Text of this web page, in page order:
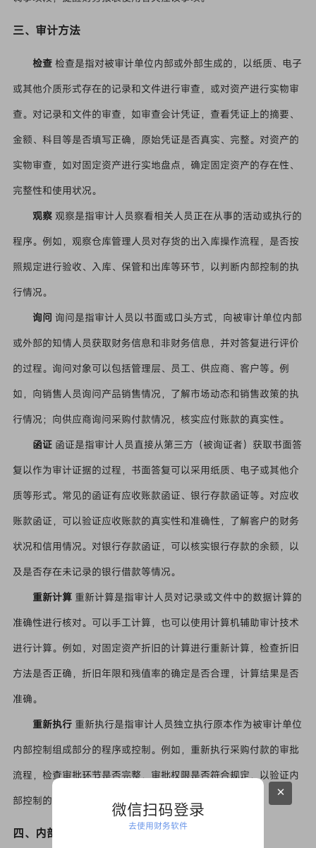
三、审计方法
检查检查是指对被审计单位内部或外部生成的，以纸质、电子
或其他介质形式存在的记录和文件进行审查，或对资产进行实物审
查。对记录和文件的审查，如审查会计凭证，查看凭证上的摘要、
金额、科目等是否填写正确，原始凭证是否真实、完整。对资产的
实物审查，如对固定资产进行实地盘点，确定固定资产的存在性、
完整性和使用状况。
观察观察是指审计人员察看相关人员正在从事的活动或执行的
程序。例如，观察仓库管理人员对存货的出入库操作流程，是否按
照规定进行验收、入库、保管和出库等环节，以判断内部控制的执
行情况。
询问 询问是指审计人员以书面或口头方式，向被审计单位内部
或外部的知情人员获取财务信息和非财务信息，并对答复进行评价
的过程。询问对象可以包括管理层、员工、供应商、客户等。例
如，向销售人员询问产品销售情况，了解市场动态和销售政策的执
行情况；向供应商询问采购付款情况，核实应付账款的真实性。
函证函证是指审计人员直接从第三方（被询证者）获取书面答
复以作为审计证据的过程，书面答复可以采用纸质、电子或其他介
质等形式。常见的函证有应收账款函证、银行存款函证等。对应收
账款函证，可以验证应收账款的真实性和准确性，了解客户的财务
状况和信用情况。对银行存款函证，可以核实银行存款的余额，以
及是否存在未记录的银行借款等情况。
重新计算重新计算是指审计人员对记录或文件中的数据计算的
准确性进行核对。可以手工计算，也可以使用计算机辅助审计技术
进行计算。例如，对固定资产折旧的计算进行重新计算，检查折旧
方法是否正确，折旧年限和残值率的确定是否合理，计算结果是否
准确。
重新执行重新执行是指审计人员独立执行原本作为被审计单位
内部控制组成部分的程序或控制。例如，重新执行采购付款的审批
流程，检查审批环节是否完整，审批权限是否符合规定，以验证内
部控制的有效性。
四、内部审计与外部审计
微信扫码登录
去使用财务软件
×